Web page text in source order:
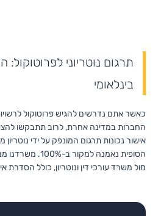
תרגום נוטריוני
בינלאומי
כאשר אתם נדרשים להגיש פרוטוקול
החברות במדינה אחרת, לרוב תתבקשו
אישור נכונות תרגום המונפק על ידי
הסופית נאמנה
מול משרד עורכי דין ונוטריון, כולל הסדרת